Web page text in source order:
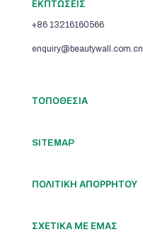
ΕΚΠΤΩΣΕΙΣ
+86 13216160566
enquiry@beautywall.com.cn
ΤΟΠΟΘΕΣΙΑ
SITEMAP
ΠΟΛΙΤΙΚΗ ΑΠΟΡΡΗΤΟΥ
ΣΧΕΤΙΚΑ ΜΕ ΕΜΑΣ